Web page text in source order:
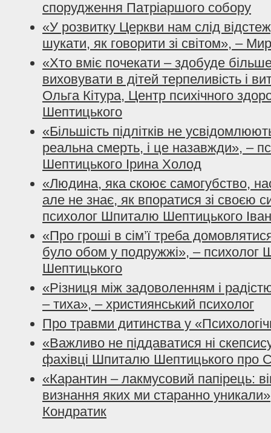
спорудження Патріаршого собору
«У розвитку Церкви нам слід
шукати, як говорити зі світом», –
«Хто вміє почекати – здобуде
виховувати в дітей терпеливість і
Ольга Кітура, Центр психічного
Шептицького
«Більшість підлітків не
реальна смерть, і це назавжди», –
Шептицького Ірина Холод
«Людина, яка скоює самогубство,
але не знає, як впоратися зі своєю
психолог Шпиталю Шептицького
«Про гроші в сім’ї треба
було обом у подружжі», – психолог
Шептицького
«Різниця між задоволенням і
– тиха», – християнський психолог
Про травми дитинства у
«Важливо не піддаватися ні
фахівці Шпиталю Шептицького про
«Карантин – лакмусовий папірець:
визнання яких ми старанно
Кондратик